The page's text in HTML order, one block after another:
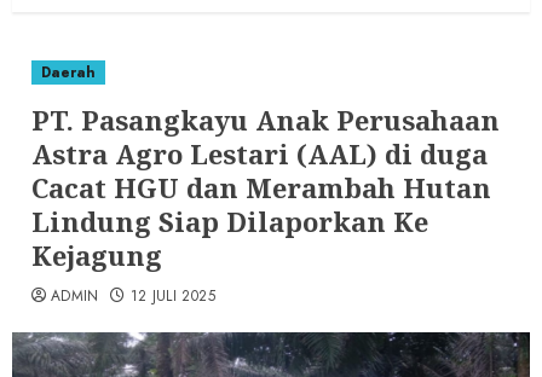
Daerah
PT. Pasangkayu Anak Perusahaan
Astra Agro Lestari (AAL) di duga
Cacat HGU dan Merambah Hutan
Lindung Siap Dilaporkan Ke
Kejagung
ADMIN 12 JULI 2025